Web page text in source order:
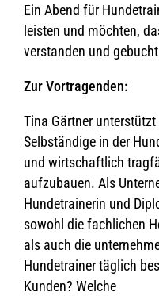
Ein Abend für
leisten und möchten,
verstanden und
Zur Vortragenden:
Tina Gärtner
Selbständige in der
und wirtschaftlich
aufzubauen. Als
Hundetrainerin und
sowohl die fachlichen
als auch die
Hundetrainer täglich
Kunden? Welche